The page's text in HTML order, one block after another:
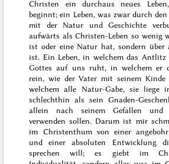
Christen ein durchaus neues
beginnt; ein Leben, was zwar durch
mit der Natur und Geschichte
aufwärts als Christen-Leben so wenig
ist oder eine Natur hat, sondern über
ist. Ein Leben, in welchem das Antlitz
Gottes auf uns ruht, in welchem er
rein, wie der Vater mit seinem
welchem alle Natur-Gabe, sie liege
schlechthin als sein Gnaden-
allein nach seinem Gefallen und
verwenden sollen. Darum ist mir
im Christenthum von einer
und einer absoluten Entwicklung
sprechen will; es giebt im